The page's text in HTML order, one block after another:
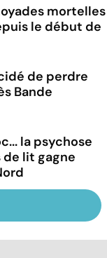
mortelles
le début de
de perdre
Bande
la psychose
de lit gagne